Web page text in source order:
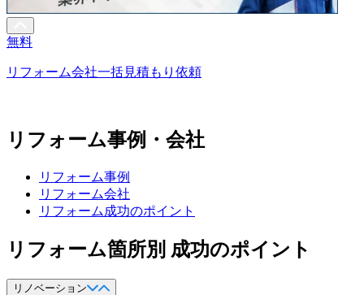
無料
リフォーム会社一括見積もり依頼
リフォーム事例・会社
リフォーム事例
リフォーム会社
リフォーム成功のポイント
リフォーム箇所別 成功のポイント
リノベーション